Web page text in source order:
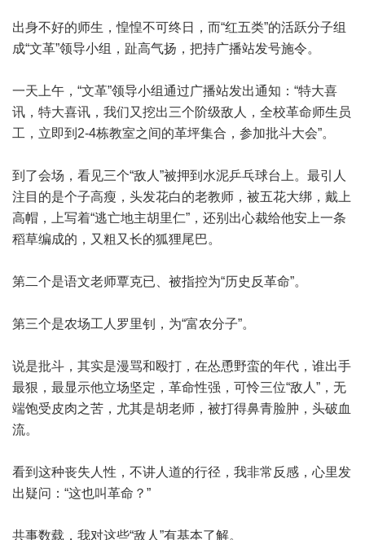
出身不好的师生，惶惶不可终日，而“红五类”的活跃分子组
成“文革”领导小组，趾高气扬，把持广播站发号施令。
一天上午，“文革”领导小组通过广播站发出通知：“特大喜
讯，特大喜讯，我们又挖出三个阶级敌人，全校革命师生员
工，立即到2-4栋教室之间的革坪集合，参加批斗大会”。
到了会场，看见三个“敌人”被押到水泥乒乓球台上。最引人
注目的是个子高瘦，头发花白的老教师，被五花大绑，戴上
高帽，上写着“逃亡地主胡里仁”，还别出心裁给他安上一条
稻草编成的，又粗又长的狐狸尾巴。
第二个是语文老师覃克已、被指控为“历史反革命”。
第三个是农场工人罗里钊，为“富农分子”。
说是批斗，其实是漫骂和殴打，在怂恿野蛮的年代，谁出手
最狠，最显示他立场坚定，革命性强，可怜三位“敌人”，无
端饱受皮肉之苦，尤其是胡老师，被打得鼻青脸肿，头破血
流。
看到这种丧失人性，不讲人道的行径，我非常反感，心里发
出疑问：“这也叫革命？”
共事数载，我对这些“敌人”有基本了解。